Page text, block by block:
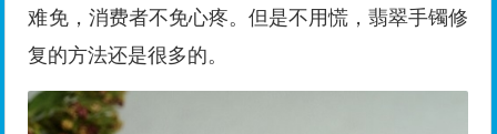
难免，消费者不免心疼。但是不用慌，翡翠手镯修
复的方法还是很多的。